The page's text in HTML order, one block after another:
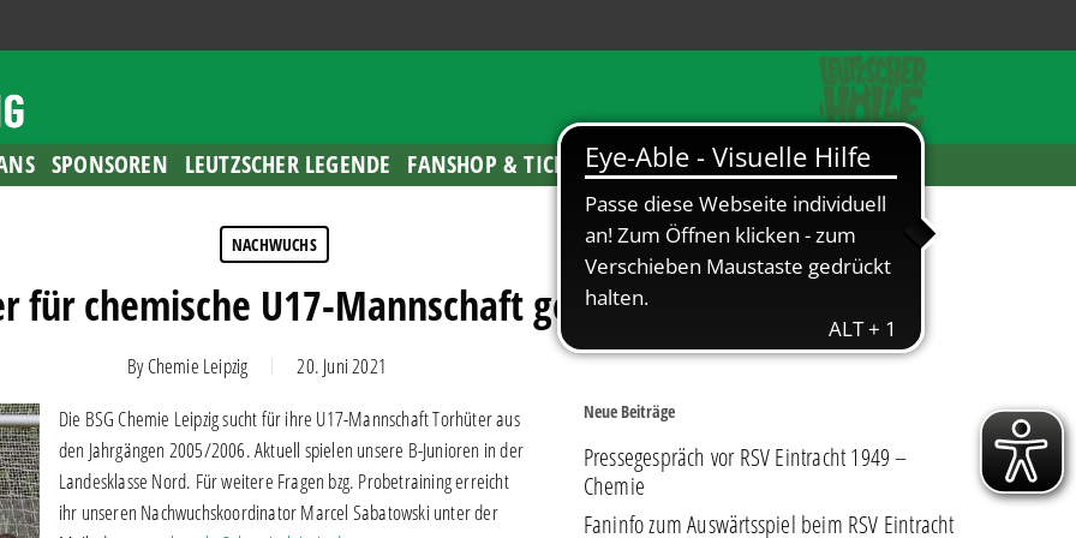
SPONSOREN LEUTZSCHER LEGENDE FANSHOP & TICKETS
NACHWUCHS
für chemische U17-Mannschaft gesucht
By Chemie Leipzig 20. Juni 2021
Die BSG Chemie Leipzig sucht für ihre U17-Mannschaft Torhüter aus
den Jahrgängen 2005/2006. Aktuell spielen unsere B-Junioren in der
Landesklasse Nord. Für weitere Fragen bzg. Probetraining erreicht
ihr unseren Nachwuchskoordinator Marcel Sabatowski unter der
Neue Beiträge
Pressegespräch vor RSV Eintracht 1949 –
Chemie
Faninfo zum Auswärtsspiel beim RSV Eintracht